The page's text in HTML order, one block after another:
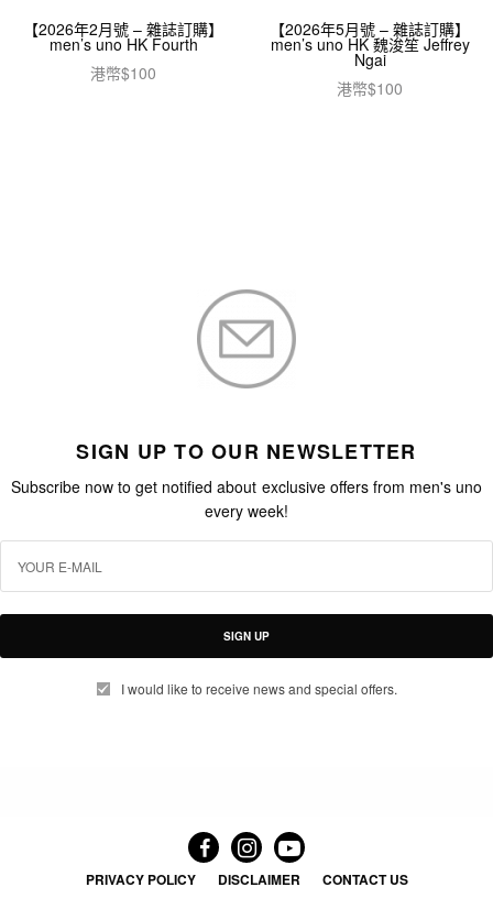
【2026年2月號 – 雜誌訂購】
men’s uno HK Fourth
港幣$100
【2026年5月號 – 雜誌訂購】
men’s uno HK 魏浚笙 Jeffrey
Ngai
港幣$100
SIGN UP TO OUR NEWSLETTER
Subscribe now to get notified about exclusive offers from men's uno
every week!
SIGN UP
I would like to receive news and special offers.
PRIVACY POLICY DISCLAIMER CONTACT US